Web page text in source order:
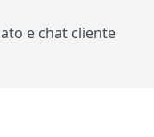
e chat cliente